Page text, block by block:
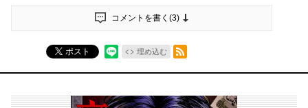
コメントを書く(3)
ポスト 埋め込む
RSSフィード